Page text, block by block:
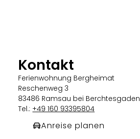
Kontakt
Ferienwohnung Bergheimat
Reschenweg 3
83486 Ramsau bei Berchtesgaden
Tel.:+49 160 93395804
Anreise planen